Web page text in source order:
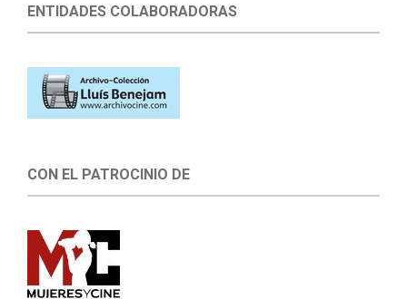
ENTIDADES COLABORADORAS
CON EL PATROCINIO DE